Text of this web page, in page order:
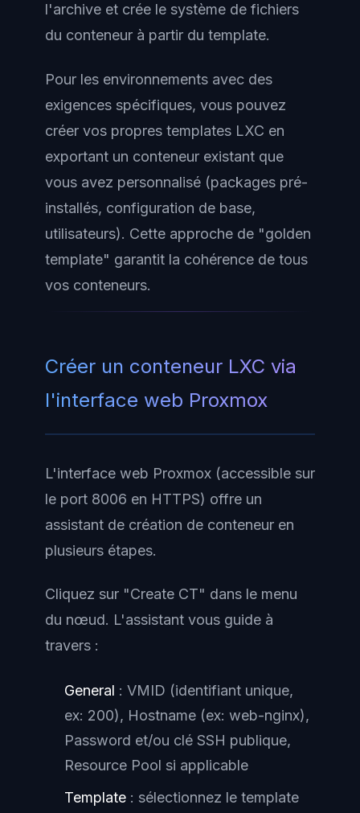
l'archive et crée le système de fichiers
du conteneur à partir du template.
Pour les environnements avec des
exigences spécifiques, vous pouvez
créer vos propres templates LXC en
exportant un conteneur existant que
vous avez personnalisé (packages pré-
installés, configuration de base,
utilisateurs). Cette approche de "golden
template" garantit la cohérence de tous
vos conteneurs.
Créer un conteneur LXC via
l'interface web Proxmox
L'interface web Proxmox (accessible sur
le port 8006 en HTTPS) offre un
assistant de création de conteneur en
plusieurs étapes.
Cliquez sur "Create CT" dans le menu
du nœud. L'assistant vous guide à
travers :
General : VMID (identifiant unique,
ex: 200), Hostname (ex: web-nginx),
Password et/ou clé SSH publique,
Resource Pool si applicable
Template : sélectionnez le template